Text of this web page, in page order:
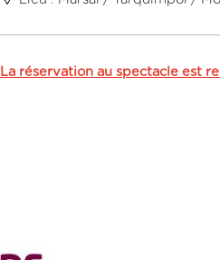
La réservation au spectacle est